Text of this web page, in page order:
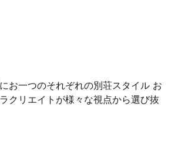
お一つのそれぞれの別荘スタイル お
クリエイトが様々な視点から選び抜